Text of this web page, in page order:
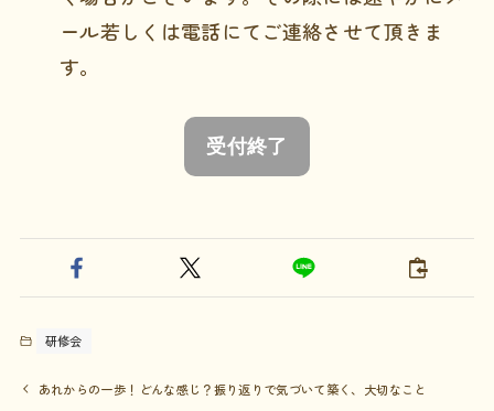
ール若しくは電話にてご連絡させて頂きま
す。
受付終了
研修会
あれからの一歩！どんな感じ？振り返りで気づいて築く、大切なこと